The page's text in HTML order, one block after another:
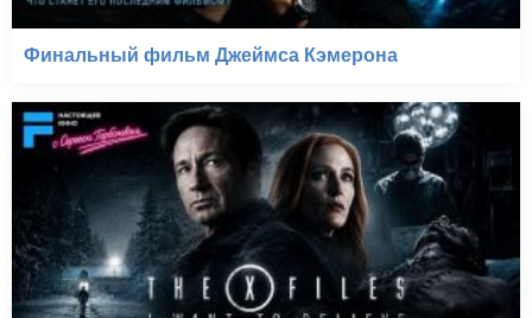
Финальный фильм Джеймса Кэмерона